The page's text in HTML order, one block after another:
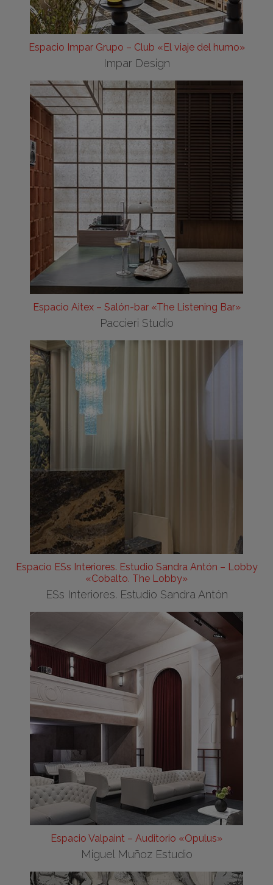
Espacio Impar Grupo – Club «El viaje del humo»
Impar Design
Espacio Aitex – Salón-bar «The Listening Bar»
Paccieri Studio
Espacio ESs Interiores. Estudio Sandra Antón – Lobby
«Cobalto. The Lobby»
ESs Interiores. Estudio Sandra Antón
Espacio Valpaint – Auditorio «Opulus»
Miguel Muñoz Estudio